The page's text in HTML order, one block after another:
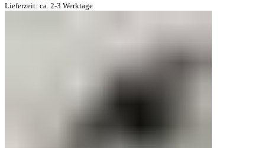
Lieferzeit: ca. 2-3 Werktage